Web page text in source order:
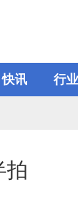
快讯 行业
拍